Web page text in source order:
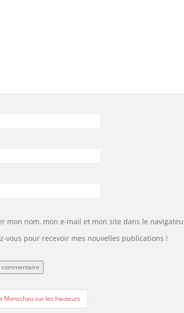
mon nom, mon e-mail et mon site dans le
vous pour recevoir mes nouvelles publications !
Monschau sur les hauteurs